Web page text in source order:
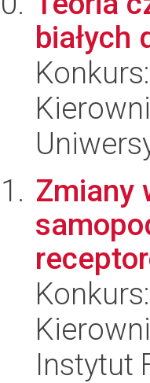
białych
Konkurs:
Zmiany
Konkurs:
Instytut